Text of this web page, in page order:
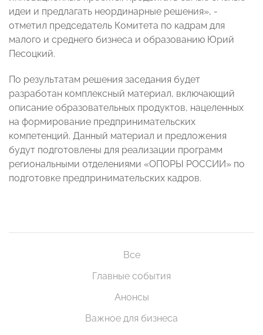
идеи и предлагать неординарные решения», -
отметил председатель Комитета по кадрам для
малого и среднего бизнеса и образованию Юрий
Песоцкий.
По результатам решения заседания будет
разработан комплексный материал, включающий
описание образовательных продуктов, нацеленных
на формирование предпринимательских
компетенций. Данный материал и предложения
будут подготовлены для реализации программ
региональными отделениями «ОПОРЫ РОССИИ» по
подготовке предпринимательских кадров.
Все
Главные события
Анонсы
Важное для бизнеса